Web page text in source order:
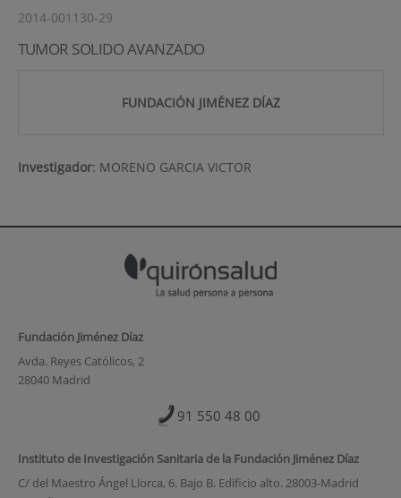
2014-001130-29
TUMOR SOLIDO AVANZADO
FUNDACIÓN JIMÉNEZ DÍAZ
Investigador: MORENO GARCIA VICTOR
Fundación Jiménez Díaz
Avda. Reyes Católicos, 2
28040 Madrid
91 550 48 00
Instituto de Investigación Sanitaria de la Fundación Jiménez Díaz
C/ del Maestro Ángel Llorca, 6. Bajo B. Edificio alto. 28003-Madrid